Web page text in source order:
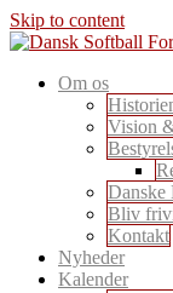
Skip to content
Dansk Softball
En sport for alle
Om os
Vision
Danske
Bliv
Kontakt
Nyheder
Kalender